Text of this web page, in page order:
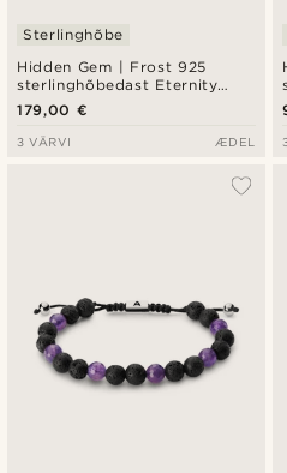
Hidden Gem | Frost 925
sterlinghõbedast Eternity
käevõru
Sterlinghõbe
179,00 €
3 VÄRVI ÆDEL